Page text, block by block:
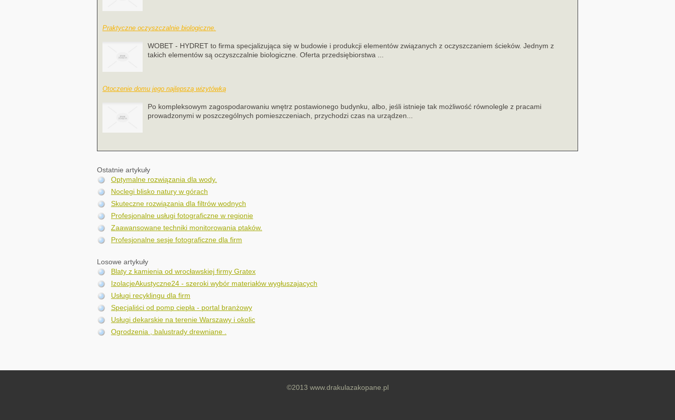
Praktyczne oczyszczalnie biologiczne.
WOBET - HYDRET to firma specjalizująca się w budowie i produkcji elementów związanych z oczyszczaniem ścieków. Jednym z
takich elementów są oczyszczalnie biologiczne. Oferta przedsiębiorstwa ...
Otoczenie domu jego najlepszą wizytówką
Po kompleksowym zagospodarowaniu wnętrz postawionego budynku, albo, jeśli istnieje tak możliwość równolegle z pracami
prowadzonymi w poszczególnych pomieszczeniach, przychodzi czas na urządzen...
Ostatnie artykuły
Optymalne rozwiązania dla wody.
Noclegi blisko natury w górach
Skuteczne rozwiązania dla filtrów wodnych
Profesjonalne usługi fotograficzne w regionie
Zaawansowane techniki monitorowania ptaków.
Profesjonalne sesje fotograficzne dla firm
Losowe artykuły
Blaty z kamienia od wrocławskiej firmy Gratex
IzolacjeAkustyczne24 - szeroki wybór materiałów wygłuszajacych
Usługi recyklingu dla firm
Specjaliści od pomp ciepła - portal branżowy
Usługi dekarskie na terenie Warszawy i okolic
Ogrodzenia , balustrady drewniane .
©2013 www.drakulazakopane.pl